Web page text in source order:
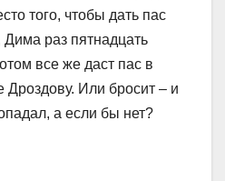
того, чтобы дать пас
раз пятнадцать
все же даст пас в
Дроздову. Или бросит – и
а если бы нет?